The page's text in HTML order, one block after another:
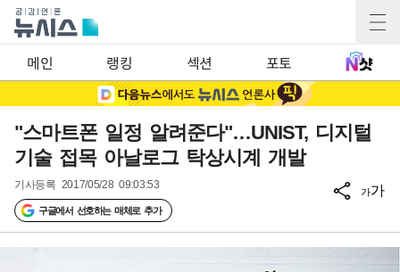
메인 랭킹 섹션 포토
"스마트폰 일정 알려준다"…UNIST, 디지털
기술 접목 아날로그 탁상시계 개발
기사등록 2017/05/28 09:03:53
구글에서 선호하는 매체로 추가
가가